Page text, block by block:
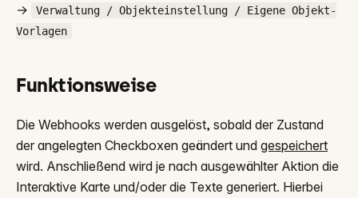
→
Verwaltung / Objekteinstellung / Eigene Objekt-
Vorlagen
Funktionsweise
Die Webhooks werden ausgelöst, sobald der Zustand
der angelegten Checkboxen geändert und gespeichert
wird. Anschließend wird je nach ausgewählter Aktion die
Interaktive Karte und/oder die Texte generiert. Hierbei